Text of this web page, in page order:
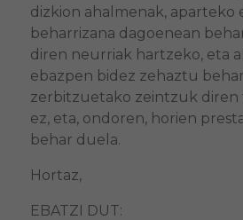
dizkion ahalmenak, aparteko
beharrizana dagoenean
diren neurriak hartzeko, eta
ebazpen bidez zehaztu
zerbitzuetako zeintzuk diren
ez, eta, ondoren, horien
behar duela.
Hortaz,
EBATZI DUT: